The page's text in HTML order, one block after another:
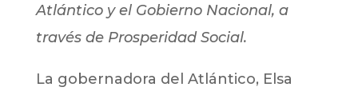
Atlántico y el Gobierno Nacional, a
través de Prosperidad Social.
La gobernadora del Atlántico, Elsa